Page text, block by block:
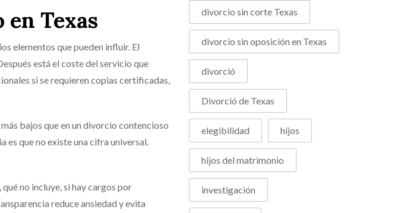
Texas
elementos que pueden influir. El
está el coste del servicio que
si se requieren copias certificadas,
bajos que en un divorcio contencioso
es que no existe una cifra universal.
no incluye, si hay cargos por
reduce ansiedad y evita
divorcio sin corte Texas
divorcio sin oposición en Texas
divorció
Divorció de Texas
elegibilidad hijos
hijos del matrimonio
investigación